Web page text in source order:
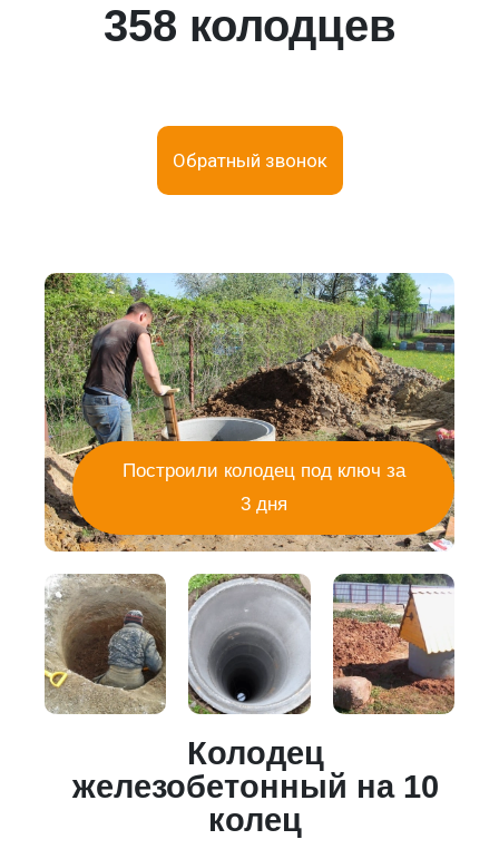
358 колодцев
Обратный звонок
Построили колодец под ключ за
3 дня
Колодец
железобетонный на 10
колец